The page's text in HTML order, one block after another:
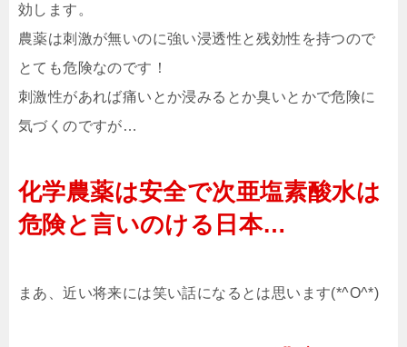
効します。
農薬は刺激が無いのに強い浸透性と残効性を持つので
とても危険なのです！
刺激性があれば痛いとか浸みるとか臭いとかで危険に
気づくのですが…
化学農薬は安全で次亜塩素酸水は
危険と言いのける日本…
まあ、近い将来には笑い話になるとは思います(*^O^*)